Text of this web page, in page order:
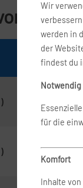
10.
Wir
werden in
der
findest du
Notwendig
für die
Komfort
Inhalte